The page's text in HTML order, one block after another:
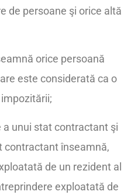
de persoane şi orice altă
orice persoană
este considerată ca o
unui stat contractant şi
contractant înseamnă,
de un rezident al
exploatată de